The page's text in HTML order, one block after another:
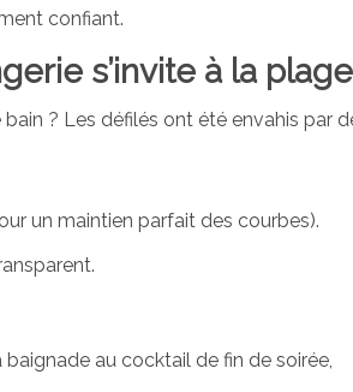
confiant.
s’invite à la plage
? Les défilés ont été envahis par
un maintien parfait des courbes).
au cocktail de fin de soirée,